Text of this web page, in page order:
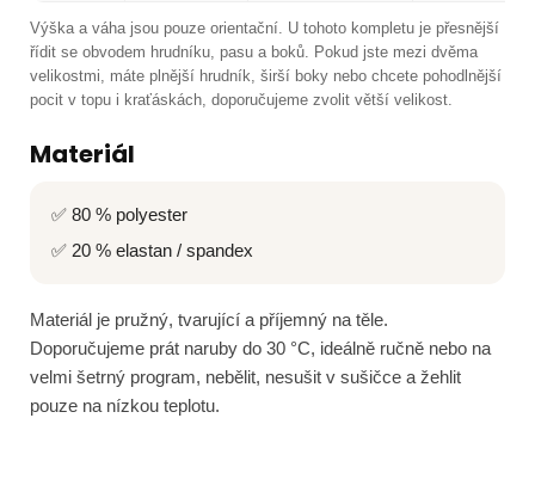
Výška a váha jsou pouze orientační. U tohoto kompletu je přesnější
řídit se obvodem hrudníku, pasu a boků. Pokud jste mezi dvěma
velikostmi, máte plnější hrudník, širší boky nebo chcete pohodlnější
pocit v topu i kraťáskách, doporučujeme zvolit větší velikost.
Materiál
✅ 80 % polyester
✅ 20 % elastan / spandex
Materiál je pružný, tvarující a příjemný na těle.
Doporučujeme prát naruby do 30 °C, ideálně ručně nebo na
velmi šetrný program, nebělit, nesušit v sušičce a žehlit
pouze na nízkou teplotu.